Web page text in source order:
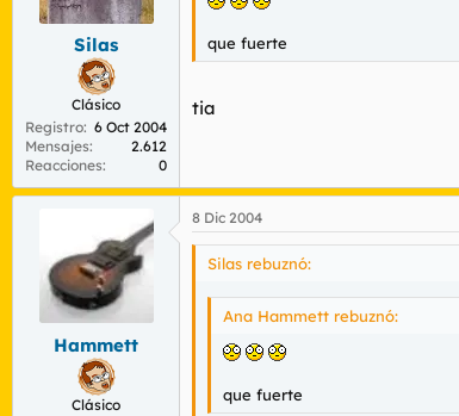
Silas
Clásico
Registro 6 Oct 2004
Mensajes
2.612
Reacciones
0
que fuerte
tia
Hammett
Clásico
8 Dic 2004
Silas rebuznó:
Ana Hammett rebuznó:
que fuerte